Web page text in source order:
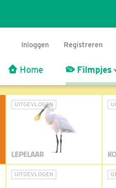
Inloggen Registreren
Home Filmpjes
UITGEVLOGEN
LEPELAAR
UITGEVLOGEN